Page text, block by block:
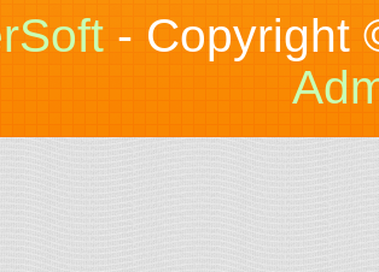
- Copyright